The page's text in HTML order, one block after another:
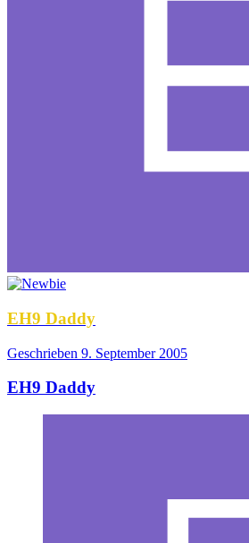
EH9 Daddy
Geschrieben 9. September 2005
EH9 Daddy